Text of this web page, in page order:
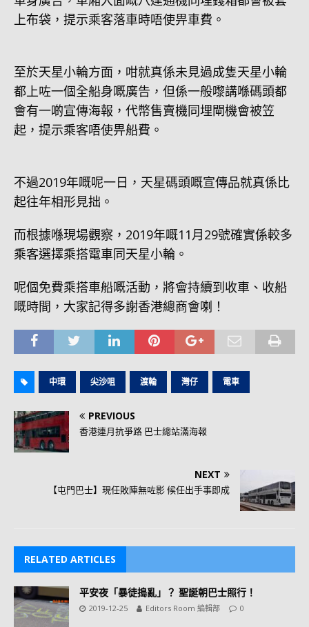
上布袋，提示乘客落車時唔使畀車費。
至於天星小輪方面，咁就真係未見過成隻天星小輪
都上咗一個全船身嘅廣告，但係一般嚟講喺碼頭都
會有一啲宣傳海報，代幣售賣機同埋閘機會被笠
起，提示乘客唔使畀船費。
不過2019年嘅呢一日，天星碼頭嘅宣傳品就真係比
起往年相形見拙。
而根據喺現場觀察，2019年嘅11月29號確實係較多
乘客選擇乘搭電車同天星小輪。
呢個免費乘搭車船嘅活動，將會持續到收車、收船
嘅時間，大家記得多謝香港總商會喇！
中環 尖沙咀 渡輪 灣仔 電車
PREVIOUS
香港連月抗爭路 巴士總站滿海報
NEXT
【屯門巴士】現任敗陣無咗影 候任出手事即成
RELATED ARTICLES
平安夜「暴徒搗亂」？ 聖誕朝巴士照行！
2019-12-25 Editors Room 編輯部 0